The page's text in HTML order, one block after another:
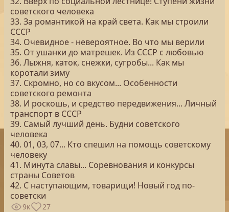
советского человека
33. За романтикой на край света. Как мы строили
СССР
34. Очевидное - невероятное. Во что мы верили
35. От ушанки до матрешек. Из СССР с любовью
36. Лыжня, каток, снежки, сугробы... Как мы
коротали зиму
37. Скромно, но со вкусом... Особенности
советского ремонта
38. И роскошь, и средство передвижения... Личный
транспорт в СССР
39. Самый лучший день. Будни советского
человека
40. 01, 03, 07... Кто спешил на помощь советскому
человеку
41. Минута славы... Соревнования и конкурсы
страны Советов
42. С наступающим, товарищи! Новый год по-
советски
9к 27